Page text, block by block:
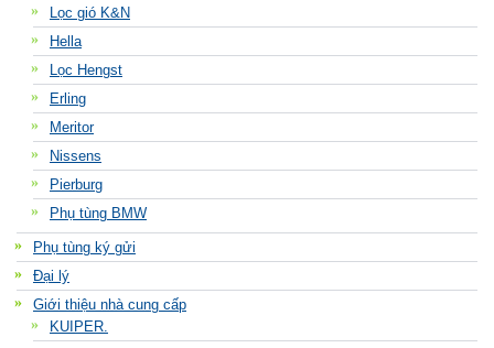
Lọc gió K&N
Hella
Lọc Hengst
Erling
Meritor
Nissens
Pierburg
Phụ tùng BMW
Phụ tùng ký gửi
Đại lý
Giới thiệu nhà cung cấp
KUIPER.